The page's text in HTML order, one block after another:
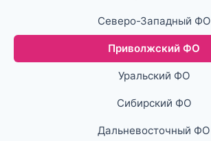
Северо-Западный ФО
Приволжский ФО
Уральский ФО
Сибирский ФО
Дальневосточный ФО